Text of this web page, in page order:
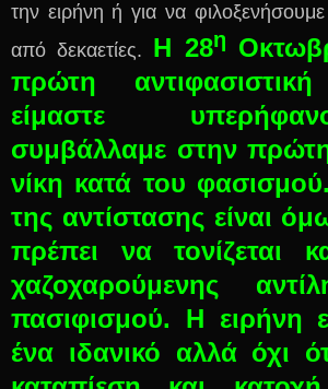
την ειρήνη ή για να
από δεκαετίες. Η 28η
πρώτη
είμαστε
συμβάλλαμε στην
νίκη κατά του
της αντίστασης είναι
πρέπει να τονίζεται
χαζοχαρούμενης
πασιφισμού. Η ειρήνη
ένα ιδανικό αλλά όχι